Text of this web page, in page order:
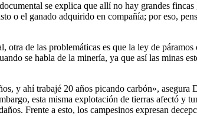
se explica que allí no hay grandes
o el ganado adquirido en compañía; por eso,
otra de las problemáticas es que la ley de
se habla de la minería, ya que así las minas
y ahí trabajé 20 años picando carbón»,
esta misma explotación de tierras afectó y
Frente a esto, los campesinos expresan